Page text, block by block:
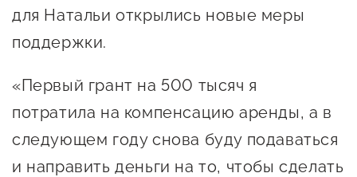
Органы управления и надзора
Документы
для Натальи открылись новые меры
поддержки.
«Первый грант на 500 тысяч я
потратила на компенсацию аренды, а в
следующем году снова буду подаваться
и направить деньги на то, чтобы сделать